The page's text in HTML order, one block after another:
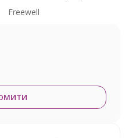
Freewell